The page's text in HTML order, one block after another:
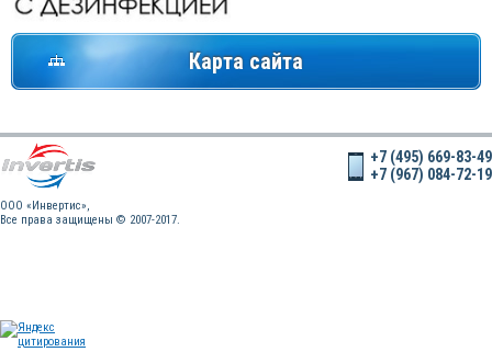
Карта сайта
OOO «Инвертис»,
Все права защищены © 2007-2017.
+7 (495) 669-83-49
+7 (967) 084-72-19